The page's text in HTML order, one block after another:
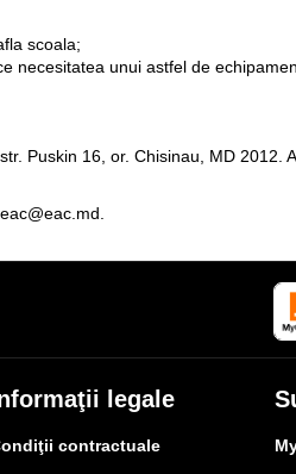
scoala;
necesitatea unui astfel de
Puskin 16, or. Chisinau, MD 2012.
eac@eac.md
legale
contractuale